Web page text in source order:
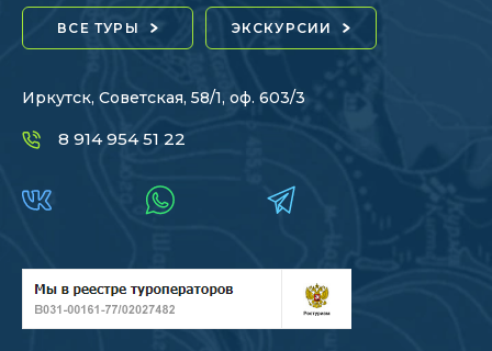
ВСЕ ТУРЫ ЭКСКУРСИИ
Иркутск, Советская, 58/1, оф. 603/3
8 914 954 51 22